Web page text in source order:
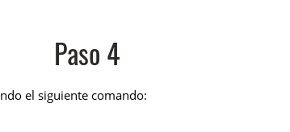
Paso 4
el siguiente comando: